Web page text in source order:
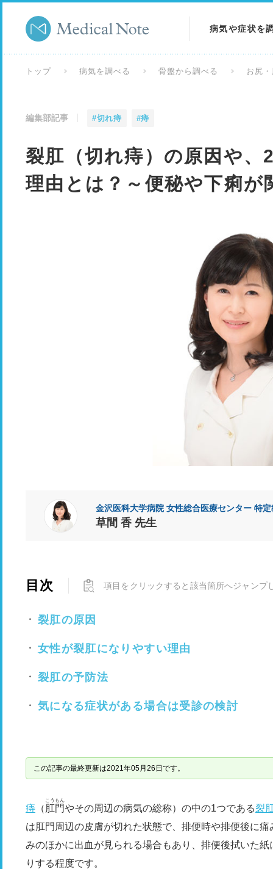
病気や症状を
トップ 病気を調べる 骨盤から調べる お尻
編集部記事 #切れ痔 #痔
裂肛（切れ痔）の原因や
理由とは？～便秘や下痢が
金沢医科大学病院 女性総合医療センター 特
草間 香 先生
目次 項目をクリックすると該当箇所へジャンプ
裂肛の原因
女性が裂肛になりやすい理由
裂肛の予防法
気になる症状がある場合は受診の検討
この記事の最終更新は2021年05月26日です。
痔 （ 肛門
こうもん
やその周辺の病気の総称）の中の1つである裂
は肛門周辺の皮膚が切れた状態で、排便時や排便後に
みのほかに出血が見られる場合もあり、排便後拭いた
りする程度です。